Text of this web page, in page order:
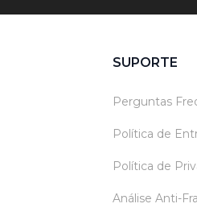
SUPORTE
Perguntas
Política de
Política de
Análise Anti-